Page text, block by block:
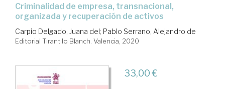
criminalidad de empresa, transnacional,
organizada y recuperación de activos
Carpio Delgado, Juana del; Pablo Serrano, Alejandro de
Editorial Tirant lo Blanch. Valencia, 2020
33,00 €